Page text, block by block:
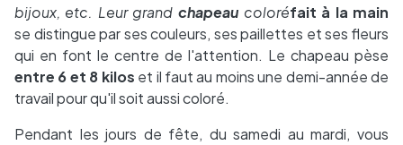
bijoux, etc. Leur grand chapeau coloréfait à la main
se distingue par ses couleurs, ses paillettes et ses fleurs
qui en font le centre de l'attention. Le chapeau pèse
entre 6 et 8 kilos et il faut au moins une demi-année de
travail pour qu'il soit aussi coloré.
Pendant les jours de fête, du samedi au mardi, vous